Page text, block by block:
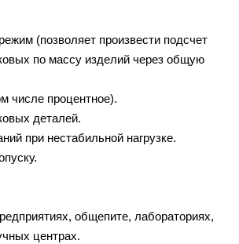
(позволяет произвести подсчет
по массу изделий через общую
числе процентное).
деталей.
при нестабильной нагрузке.
общепите, лабораториях,
центрах.